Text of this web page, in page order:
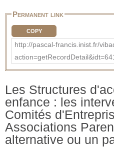
Permanent link
COPY
http://pascal-francis.inist.fr/
Les Structures
enfance : les
Comités
Associations
alternative ou un